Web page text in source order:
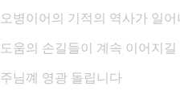
오병이어의 기적의 역사가 일
도움의 손길들이 계속 이어지
주님꼐 영광 돌립니다